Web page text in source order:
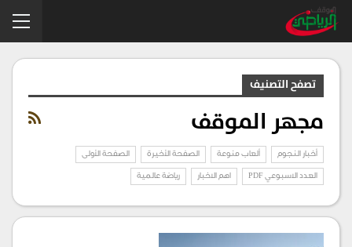
تصفح التصنيف
مجهر الموقف
أخبار النجوم ألعاب منوعة الصفحة الأخيرة الصفحة الأولى
العدد الاسبوعي PDF اهم الاخبار رياضة عالمية